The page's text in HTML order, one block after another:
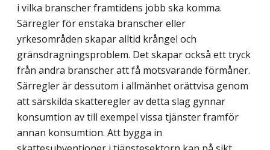
i vilka branscher framtidens jobb ska komma.
Särregler för enstaka branscher eller
yrkesområden skapar alltid krångel och
gränsdragningsproblem. Det skapar också ett tryck
från andra branscher att få motsvarande förmåner.
Särregler är dessutom i allmänhet orättvisa genom
att särskilda skatteregler av detta slag gynnar
konsumtion av till exempel vissa tjänster framför
annan konsumtion. Att bygga in